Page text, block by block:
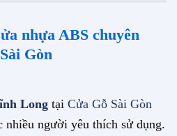
nhựa ABS chuyên
Gòn
Long tại Cửa Gỗ Sài Gòn
nhiều người yêu thích sử dụng.